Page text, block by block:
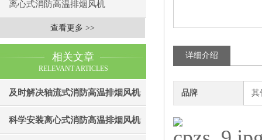
离心式消防高温排烟风机
查看更多 >>
相关文章
RELEVANT ARTICLES
及时解决轴流式消防高温排烟风机
故障是确保生命通道畅通的核心保
科学安装离心式消防高温排烟风机
详细介绍
品牌 其